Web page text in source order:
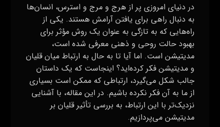
در دنیای امروزی پر از هرج و مرج و استرس، انسان‌ها
به دنبال راهی برای یافتن آرامش هستند. یکی از
راه‌هایی که به تازگی به عنوان یک روش مؤثر برای
بهبود حالت روحی و ذهنی معرفی شده است،
مدیتیشن است. اما آیا تا به حال به ارتباط میان قلیان
و مدیتیشن فکر کرده‌اید؟ اینجاست که یک داستان
جالب شکل می‌گیرد، ارتباطی که ممکن است بسیاری
از ما به آن فکر نکرده باشیم. در این مقاله، با آشنایی
نزدیک‌تر با این ارتباط، به بررسی تأثیر قلیان بر
مدیتیشن می‌پردازیم.